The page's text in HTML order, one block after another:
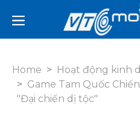
Home
Hoạt động kinh
Game Tam Quốc
"Đại chiến dị tộc"